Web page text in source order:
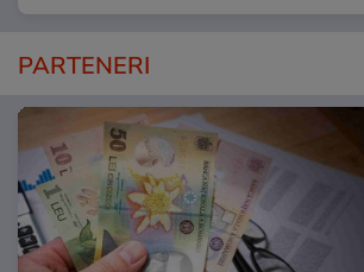
PARTENERI